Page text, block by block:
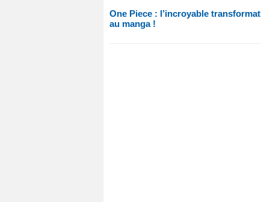
One Piece : l’incroyable
au manga !